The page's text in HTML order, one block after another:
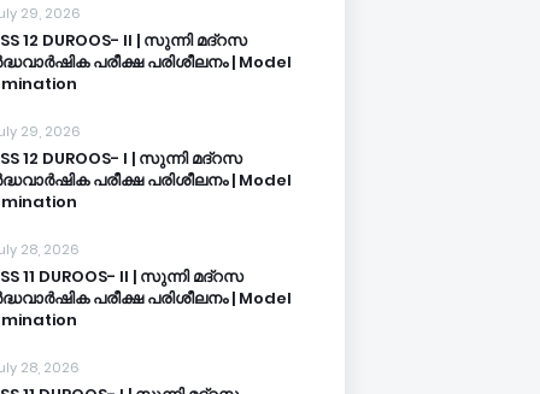
29, 2026
12 DUROOS- II | സുന്നി മദ്റസ
പരീക്ഷ പരിശീലനം | Model
29, 2026
12 DUROOS- I | സുന്നി മദ്റസ
പരീക്ഷ പരിശീലനം | Model
28, 2026
11 DUROOS- II | സുന്നി മദ്റസ
പരീക്ഷ പരിശീലനം | Model
28, 2026